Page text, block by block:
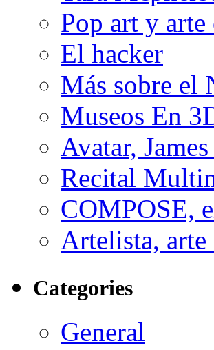
Pop art y
El hacker
Más sobre el
Museos En
Avatar,
Recital
COMPOSE,
Artelista, arte
Categories
General